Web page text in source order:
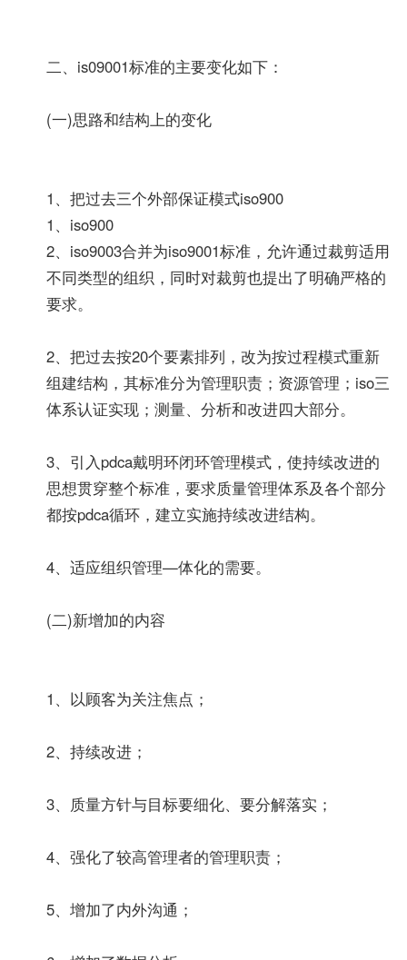
二、is09001标准的主要变化如下：
(一)思路和结构上的变化
1、把过去三个外部保证模式iso900
1、iso900
2、iso9003合并为iso9001标准，允许通过裁剪适用
不同类型的组织，同时对裁剪也提出了明确严格的
要求。
2、把过去按20个要素排列，改为按过程模式重新
组建结构，其标准分为管理职责；资源管理；iso三
体系认证实现；测量、分析和改进四大部分。
3、引入pdca戴明环闭环管理模式，使持续改进的
思想贯穿整个标准，要求质量管理体系及各个部分
都按pdca循环，建立实施持续改进结构。
4、适应组织管理—体化的需要。
(二)新增加的内容
1、以顾客为关注焦点；
2、持续改进；
3、质量方针与目标要细化、要分解落实；
4、强化了较高管理者的管理职责；
5、增加了内外沟通；